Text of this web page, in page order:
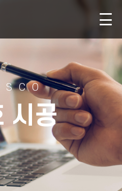
시공